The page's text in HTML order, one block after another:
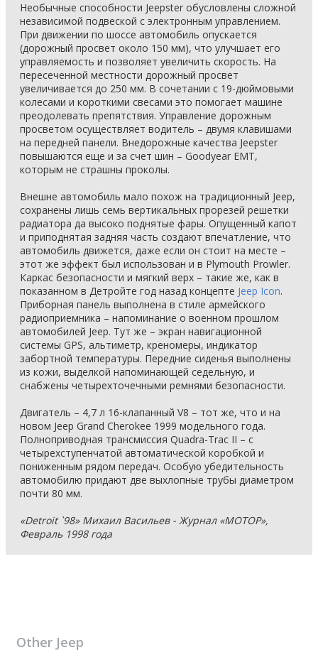
Необычные способности Jeepster обусловлены сложной
независимой подвеской с электронным управлением.
При движении по шоссе автомобиль опускается
(дорожный просвет около 150 мм), что улучшает его
управляемость и позволяет увеличить скорость. На
пересеченной местности дорожный просвет
увеличивается до 250 мм. В сочетании с 19-дюймовыми
колесами и короткими свесами это помогает машине
преодолевать препятствия. Управление дорожным
просветом осуществляет водитель – двумя клавишами
на передней панели. Внедорожные качества Jeepster
повышаются еще и за счет шин – Goodyear EMT,
которым не страшны проколы.
Внешне автомобиль мало похож на традиционный Jeep,
сохранены лишь семь вертикальных прорезей решетки
радиатора да высоко поднятые фары. Опущенный капот
и приподнятая задняя часть создают впечатление, что
автомобиль движется, даже если он стоит на месте –
этот же эффект был использован и в Plymouth Prowler.
Каркас безопасности и мягкий верх – такие же, как в
показанном в Детройте год назад концепте Jeep Icon.
Приборная панель выполнена в стиле армейского
радиоприемника – напоминание о военном прошлом
автомобилей Jeep. Тут же – экран навигационной
системы GPS, альтиметр, креномеры, индикатор
забортной температуры. Передние сиденья выполнены
из кожи, выделкой напоминающей седельную, и
снабжены четырехточечными ремнями безопасности.
Двигатель – 4,7 л 16-клапанный V8 – тот же, что и на
новом Jeep Grand Cherokee 1999 модельного года.
Полноприводная трансмиссия Quadra-Trac II – с
четырехступенчатой автоматической коробкой и
пониженным рядом передач. Особую убедительность
автомобилю придают две выхлопные трубы диаметром
почти 80 мм.
«Detroit `98» Михаил Васильев - Журнал «МОТОР»,
Февраль 1998 года
Other Jeep